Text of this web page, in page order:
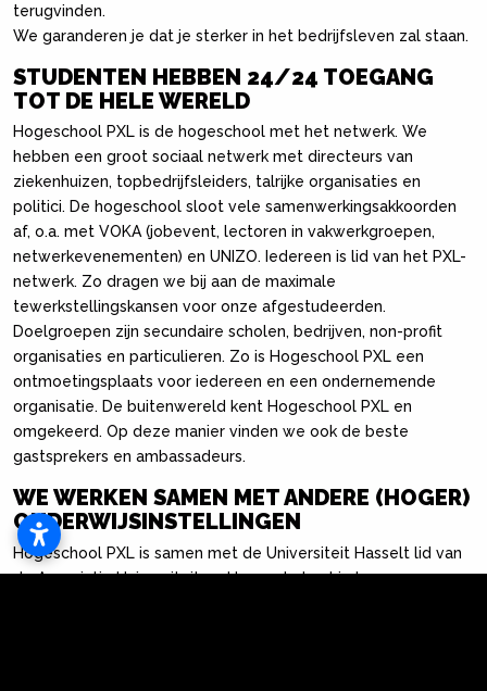
terugvinden.
We garanderen je dat je sterker in het bedrijfsleven zal staan.
STUDENTEN HEBBEN 24/24 TOEGANG
TOT DE HELE WERELD
Hogeschool PXL is de hogeschool met het netwerk. We
hebben een groot sociaal netwerk met directeurs van
ziekenhuizen, topbedrijfsleiders, talrijke organisaties en
politici. De hogeschool sloot vele samenwerkingsakkoorden
af, o.a. met VOKA (jobevent, lectoren in vakwerkgroepen,
netwerkevenementen) en UNIZO. Iedereen is lid van het PXL-
netwerk. Zo dragen we bij aan de maximale
tewerkstellingskansen voor onze afgestudeerden.
Doelgroepen zijn secundaire scholen, bedrijven, non-profit
organisaties en particulieren. Zo is Hogeschool PXL een
ontmoetingsplaats voor iedereen en een ondernemende
organisatie. De buitenwereld kent Hogeschool PXL en
omgekeerd. Op deze manier vinden we ook de beste
gastsprekers en ambassadeurs.
WE WERKEN SAMEN MET ANDERE (HOGER)
ONDERWIJSINSTELLINGEN
Hogeschool PXL is samen met de Universiteit Hasselt lid van
de Associatie Universiteit en Hogescholen Limburg.